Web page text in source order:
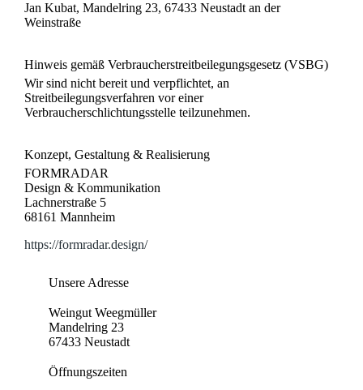
Jan Kubat, Mandelring 23, 67433 Neustadt an der
Weinstraße
Hinweis gemäß Verbraucherstreitbeilegungsgesetz (VSBG)
Wir sind nicht bereit und verpflichtet, an
Streitbeilegungsverfahren vor einer
Verbraucherschlichtungsstelle teilzunehmen.
Konzept, Gestaltung & Realisierung
FORMRADAR
Design & Kommunikation
Lachnerstraße 5
68161 Mannheim
https://formradar.design/
Unsere Adresse
Weingut Weegmüller
Mandelring 23
67433 Neustadt
Öffnungszeiten